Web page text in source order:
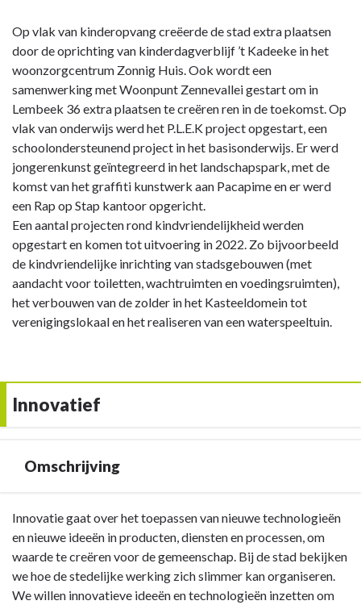
Op vlak van kinderopvang creëerde de stad extra plaatsen
door de oprichting van kinderdagverblijf ’t Kadeeke in het
woonzorgcentrum Zonnig Huis. Ook wordt een
samenwerking met Woonpunt Zennevallei gestart om in
Lembeek 36 extra plaatsen te creëren ren in de toekomst. Op
vlak van onderwijs werd het P.L.E.K project opgestart, een
schoolondersteunend project in het basisonderwijs. Er werd
jongerenkunst geïntegreerd in het landschapspark, met de
komst van het graffiti kunstwerk aan Pacapime en er werd
een Rap op Stap kantoor opgericht.
Een aantal projecten rond kindvriendelijkheid werden
opgestart en komen tot uitvoering in 2022. Zo bijvoorbeeld
de kindvriendelijke inrichting van stadsgebouwen (met
aandacht voor toiletten, wachtruimten en voedingsruimten),
het verbouwen van de zolder in het Kasteeldomein tot
verenigingslokaal en het realiseren van een waterspeeltuin.
Innovatief
Omschrijving
Terug
naar
navigatie
Innovatief
Innovatie gaat over het toepassen van nieuwe technologieën
en nieuwe ideeën in producten, diensten en processen, om
waarde te creëren voor de gemeenschap. Bij de stad bekijken
we hoe de stedelijke werking zich slimmer kan organiseren.
We willen innovatieve ideeën en technologieën inzetten om